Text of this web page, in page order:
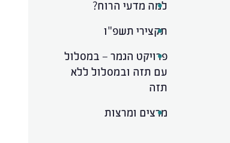
למה מדעי הרוח?
תקצירי תשפ"ו
פרויקט הגמר – במסלול
עם תזה ובמסלול ללא
תזה
מרצים ומרצות